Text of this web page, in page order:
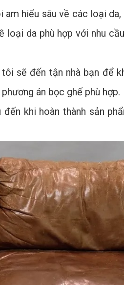
hiểu sâu về các loại
da phù hợp với nhu
sẽ đến tận nhà bạn để
án bọc ghế phù hợp.
khi hoàn thành sản